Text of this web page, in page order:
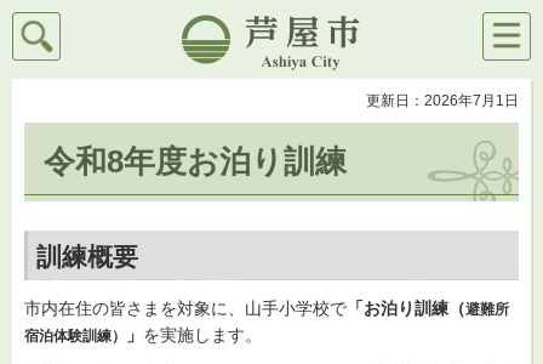
芦屋市
検索
メニ
ュー
更新日：2026年7月1日
令和8年度お泊り訓練
訓練概要
市内在住の皆さまを対象に、山手小学校で 「お泊り訓練（避難所
宿泊体験訓練）
」 を実施します。